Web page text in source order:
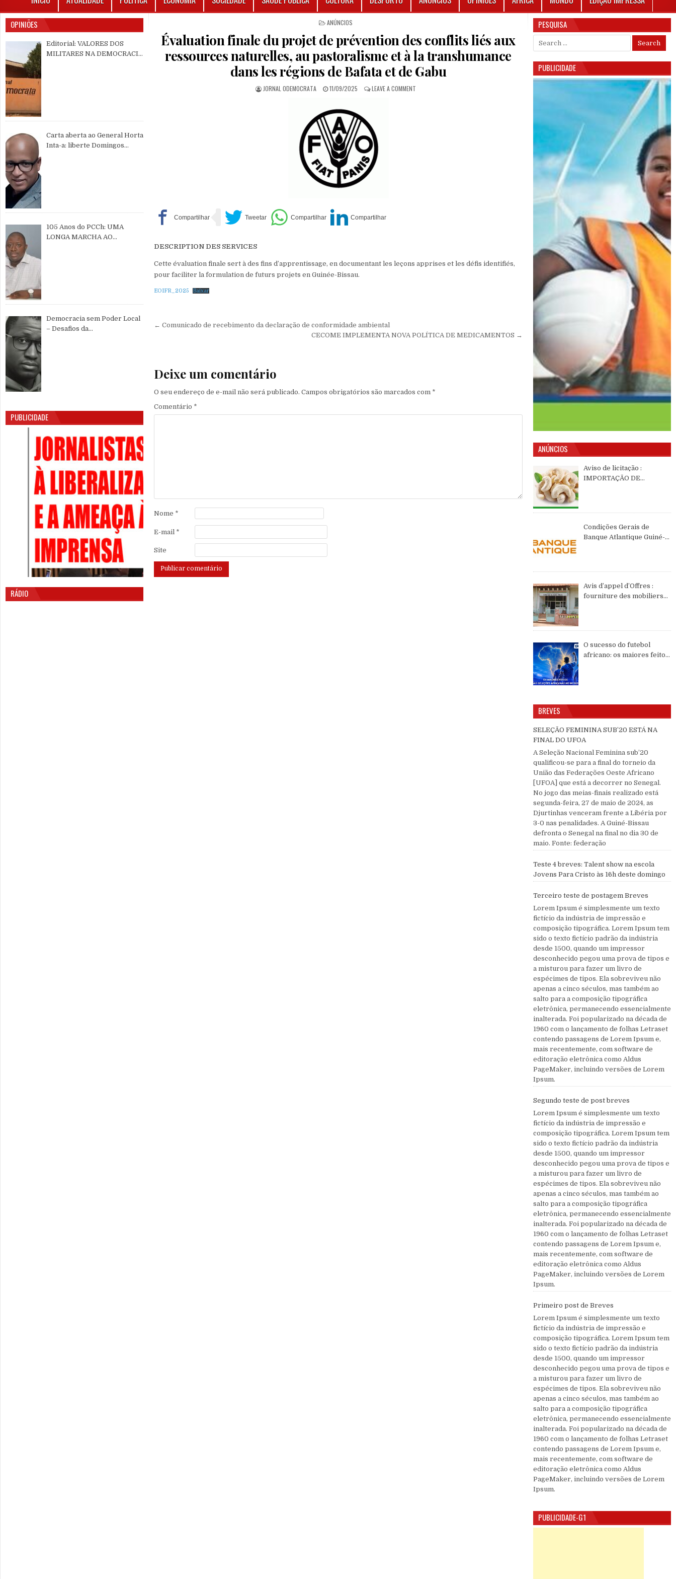
POSTED IN
ANÚNCIOS
Évaluation finale du projet de prévention des conflits liés aux
ressources naturelles, au pastoralisme et à la transhumance
dans les régions de Bafata et de Gabu
AUTHOR:
JORNAL ODEMOCRATA PUBLISHED DATE:
11/09/2025 LEAVE A COMMENT ON ÉVALUATION FINALE DU PROJET DE PRÉVENTION DES CONFLITS LIÉS AUX RESSOURCES
DESCRIPTION DES SERVICES
Cette évaluation finale sert à des fins d’apprentissage, en documentant les leçons apprises et les défis identifiés,
pour faciliter la formulation de futurs projets en Guinée-Bissau.
EOIFR_2025 Baixar
Navegação de Post
← Comunicado de recebimento da declaração de conformidade ambiental
CECOME IMPLEMENTA NOVA POLÍTICA DE MEDICAMENTOS →
Deixe um comentário
O seu endereço de e-mail não será publicado. Campos obrigatórios são marcados com *
Comentário *
Nome *
E-mail *
Site
OPINIÕES
Editorial: VALORES DOS
MILITARES NA DEMOCRACIA
Carta aberta ao General Horta
Inta-a: liberte Domingos
105 Anos do PCCh: UMA
LONGA MARCHA AO
Democracia sem Poder Local
– Desafios da
PUBLICIDADE
RÁDIO
PESQUISA
Search for:
PUBLICIDADE
ANÚNCIOS
Aviso de licitação :
IMPORTAÇÃO DE
Condições Gerais de
Banque Atlantique Guiné-
Avis d’appel d’Offres :
fourniture des mobiliers
O sucesso do futebol
africano: os maiores feitos
BREVES
SELEÇÃO FEMININA SUB’20 ESTÁ NA
FINAL DO UFOA
A Seleção Nacional Feminina sub’20
qualificou-se para a final do torneio da
União das Federações Oeste Africano
[UFOA] que está a decorrer no Senegal.
No jogo das meias-finais realizado está
segunda-feira, 27 de maio de 2024, as
Djurtinhas venceram frente a Libéria por
3-0 nas penalidades. A Guiné-Bissau
defronta o Senegal na final no dia 30 de
maio. Fonte: federação
Teste 4 breves: Talent show na escola
Jovens Para Cristo às 16h deste domingo
Terceiro teste de postagem Breves
Lorem Ipsum é simplesmente um texto
fictício da indústria de impressão e
composição tipográfica. Lorem Ipsum tem
sido o texto fictício padrão da indústria
desde 1500, quando um impressor
desconhecido pegou uma prova de tipos e
a misturou para fazer um livro de
espécimes de tipos. Ela sobreviveu não
apenas a cinco séculos, mas também ao
salto para a composição tipográfica
eletrônica, permanecendo essencialmente
inalterada. Foi popularizado na década de
1960 com o lançamento de folhas Letraset
contendo passagens de Lorem Ipsum e,
mais recentemente, com software de
editoração eletrônica como Aldus
PageMaker, incluindo versões de Lorem
Ipsum.
Segundo teste de post breves
Lorem Ipsum é simplesmente um texto
fictício da indústria de impressão e
composição tipográfica. Lorem Ipsum tem
sido o texto fictício padrão da indústria
desde 1500, quando um impressor
desconhecido pegou uma prova de tipos e
a misturou para fazer um livro de
espécimes de tipos. Ela sobreviveu não
apenas a cinco séculos, mas também ao
salto para a composição tipográfica
eletrônica, permanecendo essencialmente
inalterada. Foi popularizado na década de
1960 com o lançamento de folhas Letraset
contendo passagens de Lorem Ipsum e,
mais recentemente, com software de
editoração eletrônica como Aldus
PageMaker, incluindo versões de Lorem
Ipsum.
Primeiro post de Breves
Lorem Ipsum é simplesmente um texto
fictício da indústria de impressão e
composição tipográfica. Lorem Ipsum tem
sido o texto fictício padrão da indústria
desde 1500, quando um impressor
desconhecido pegou uma prova de tipos e
a misturou para fazer um livro de
espécimes de tipos. Ela sobreviveu não
apenas a cinco séculos, mas também ao
salto para a composição tipográfica
eletrônica, permanecendo essencialmente
inalterada. Foi popularizado na década de
1960 com o lançamento de folhas Letraset
contendo passagens de Lorem Ipsum e,
mais recentemente, com software de
editoração eletrônica como Aldus
PageMaker, incluindo versões de Lorem
Ipsum.
PUBLICIDADE-G1